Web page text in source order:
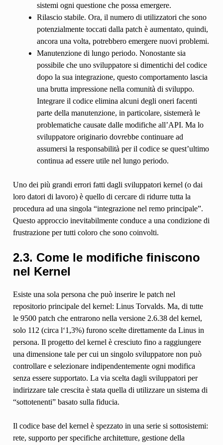
sistemi ogni questione che possa emergere.
Rilascio stabile. Ora, il numero di utilizzatori che sono
potenzialmente toccati dalla patch è aumentato, quindi,
ancora una volta, potrebbero emergere nuovi problemi.
Manutenzione di lungo periodo. Nonostante sia
possibile che uno sviluppatore si dimentichi del codice
dopo la sua integrazione, questo comportamento lascia
una brutta impressione nella comunità di sviluppo.
Integrare il codice elimina alcuni degli oneri facenti
parte della manutenzione, in particolare, sistemerà le
problematiche causate dalle modifiche all’API. Ma lo
sviluppatore originario dovrebbe continuare ad
assumersi la responsabilità per il codice se quest’ultimo
continua ad essere utile nel lungo periodo.
Uno dei più grandi errori fatti dagli sviluppatori kernel (o dai
loro datori di lavoro) è quello di cercare di ridurre tutta la
procedura ad una singola “integrazione nel remo principale”.
Questo approccio inevitabilmente conduce a una condizione di
frustrazione per tutti coloro che sono coinvolti.
2.3. Come le modifiche finiscono
nel Kernel
Esiste una sola persona che può inserire le patch nel
repositorio principale del kernel: Linus Torvalds. Ma, di tutte
le 9500 patch che entrarono nella versione 2.6.38 del kernel,
solo 112 (circa l‘1,3%) furono scelte direttamente da Linus in
persona. Il progetto del kernel è cresciuto fino a raggiungere
una dimensione tale per cui un singolo sviluppatore non può
controllare e selezionare indipendentemente ogni modifica
senza essere supportato. La via scelta dagli sviluppatori per
indirizzare tale crescita è stata quella di utilizzare un sistema di
“sottotenenti” basato sulla fiducia.
Il codice base del kernel è spezzato in una serie si sottosistemi:
rete, supporto per specifiche architetture, gestione della